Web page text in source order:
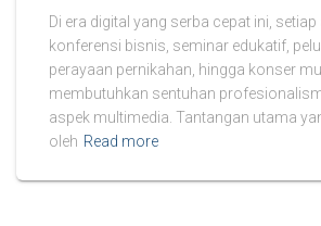
Di era digital yang serba cepat ini,
konferensi bisnis, seminar edukatif,
perayaan pernikahan, hingga konser
membutuhkan sentuhan
aspek multimedia. Tantangan utama
oleh Read more